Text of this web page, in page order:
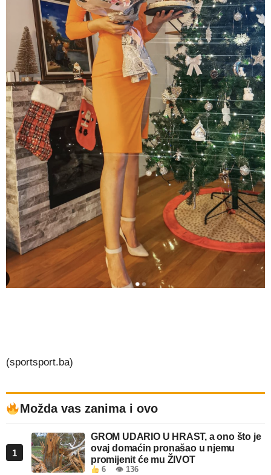
(sportsport.ba)
Možda vas zanima i ovo
1
GROM UDARIO U HRAST, a ono što je
ovaj domaćin pronašao u njemu
promijenit će mu ŽIVOT
6 👁 136